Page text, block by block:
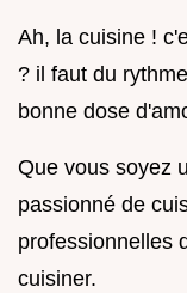
Ah, la cuisine !
? il faut du
bonne dose
Que vous soyez
passionné de
professionnelles
cuisiner.